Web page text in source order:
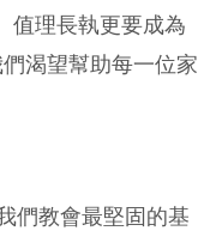
值理長執更要成為
渴望幫助每一位家
們教會最堅固的基